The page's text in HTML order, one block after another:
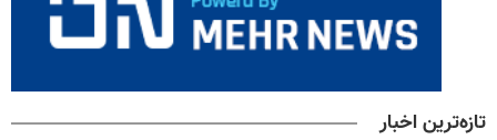
تازه‌ترین اخبار